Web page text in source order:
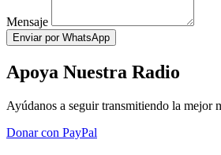
Mensaje
Enviar por WhatsApp
Apoya Nuestra Radio
Ayúdanos a seguir transmitiendo la mejor
Donar con PayPal